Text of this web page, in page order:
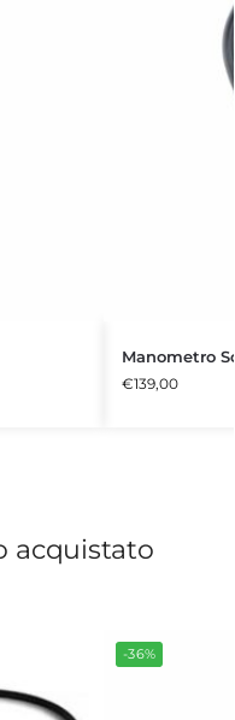
Manometro
€139,00
acquistato
-36%